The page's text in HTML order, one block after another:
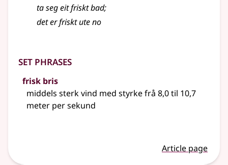
ta seg eit friskt bad;
det er friskt ute no
Set phrases
frisk bris
middels sterk vind med styrke frå 8,0 til 10,7
meter per sekund
Article page